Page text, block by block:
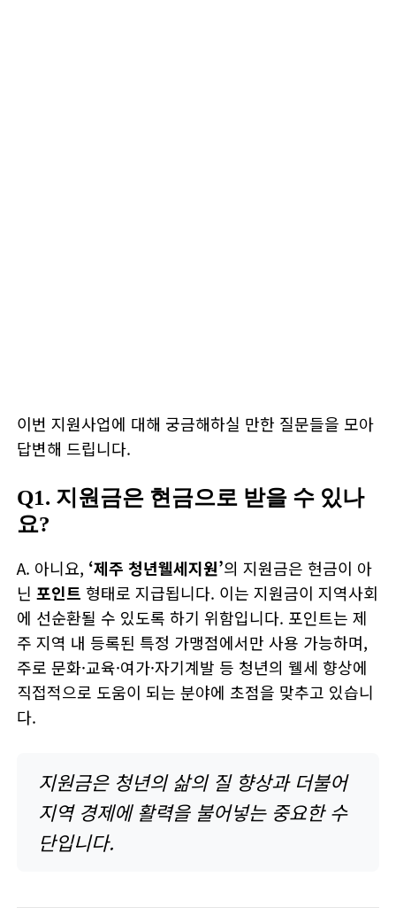
이번 지원사업에 대해 궁금해하실 만한 질문들을 모아
답변해 드립니다.
Q1. 지원금은 현금으로 받을 수 있나
요?
A. 아니요, ‘제주 청년웰세지원’의 지원금은 현금이 아
닌 포인트 형태로 지급됩니다. 이는 지원금이 지역사회
에 선순환될 수 있도록 하기 위함입니다. 포인트는 제
주 지역 내 등록된 특정 가맹점에서만 사용 가능하며,
주로 문화·교육·여가·자기계발 등 청년의 웰세 향상에
직접적으로 도움이 되는 분야에 초점을 맞추고 있습니
다.
지원금은 청년의 삶의 질 향상과 더불어
지역 경제에 활력을 불어넣는 중요한 수
단입니다.